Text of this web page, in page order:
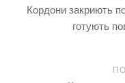
Кордони закриють
готують